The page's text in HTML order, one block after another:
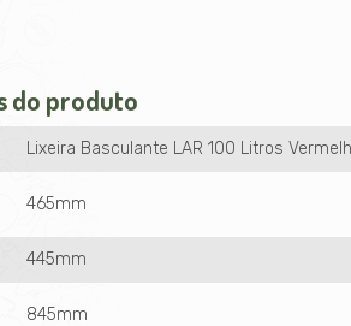
do produto
Lixeira Basculante LAR 100 Litros
465mm
445mm
845mm